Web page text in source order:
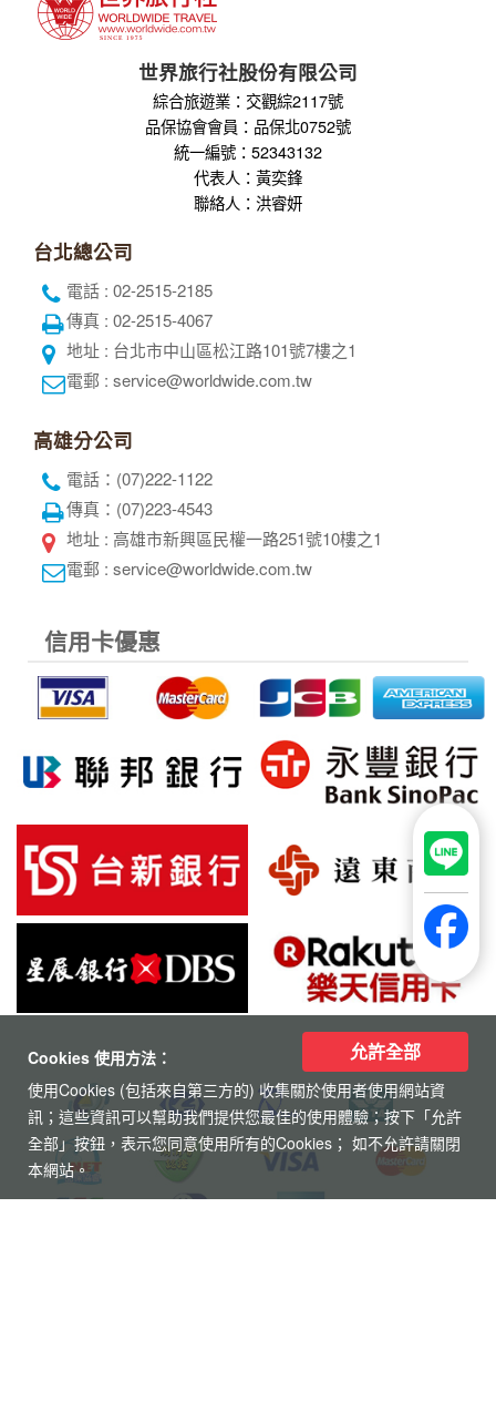
Cookies 使用方法：
使用Cookies (包括來自第三方的) 收集關於使用者使用網站資
訊；這些資訊可以幫助我們提供您最佳的使用體驗；按下「允許
全部」按鈕，表示您同意使用所有的Cookies； 如不允許請關閉
本網站。
允許全部
世界旅行社股份有限公司
綜合旅遊業：交觀綜2117號
品保協會會員：品保北0752號
統一編號：52343132
代表人：黃奕鋒
聯絡人：洪睿妍
台北總公司
電話 : 02-2515-2185
傳真 : 02-2515-4067
地址 : 台北市中山區松江路101號7樓之1
電郵 : service@worldwide.com.tw
高雄分公司
電話：(07)222-1122
傳真：(07)223-4543
地址 : 高雄市新興區民權一路251號10樓之1
電郵 : service@worldwide.com.tw
信用卡優惠